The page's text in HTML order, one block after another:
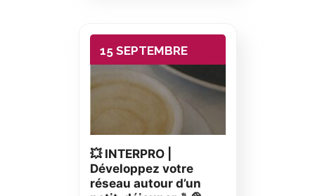
15 SEPTEMBRE
💥 INTERPRO |
Développez votre
réseau autour d’un